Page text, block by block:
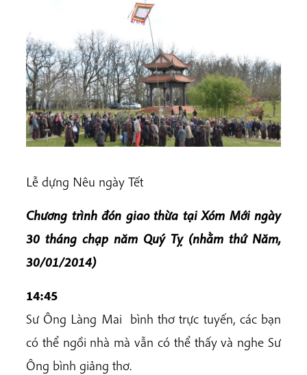
Lễ dựng Nêu ngày Tết
Chương trình đón giao thừa tại Xóm Mới ngày
30 tháng chạp năm Quý Tỵ (nhằm thứ Năm,
30/01/2014)
14:45
Sư Ông Làng Mai bình thơ trực tuyến, các bạn
có thể ngồi nhà mà vẫn có thể thấy và nghe Sư
Ông bình giảng thơ.